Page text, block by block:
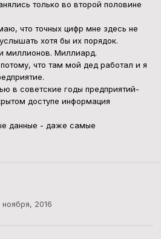
только во второй половине
что точных цифр мне здесь не
хотя бы их порядок.
миллионов. Миллиард.
что там мой дед работал и я
в советские годы предприятий-
доступе информация
данные - даже самые
ноября, 2016